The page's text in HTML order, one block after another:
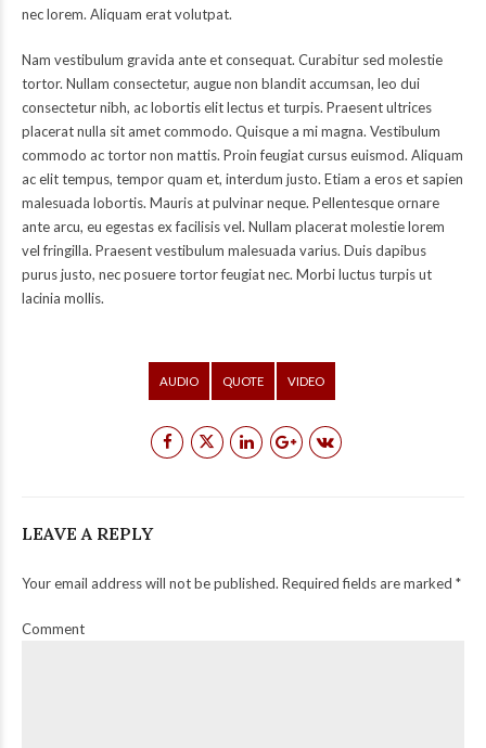
nec lorem. Aliquam erat volutpat.
Nam vestibulum gravida ante et consequat. Curabitur sed molestie
tortor. Nullam consectetur, augue non blandit accumsan, leo dui
consectetur nibh, ac lobortis elit lectus et turpis. Praesent ultrices
placerat nulla sit amet commodo. Quisque a mi magna. Vestibulum
commodo ac tortor non mattis. Proin feugiat cursus euismod. Aliquam
ac elit tempus, tempor quam et, interdum justo. Etiam a eros et sapien
malesuada lobortis. Mauris at pulvinar neque. Pellentesque ornare
ante arcu, eu egestas ex facilisis vel. Nullam placerat molestie lorem
vel fringilla. Praesent vestibulum malesuada varius. Duis dapibus
purus justo, nec posuere tortor feugiat nec. Morbi luctus turpis ut
lacinia mollis.
AUDIO QUOTE VIDEO
LEAVE A REPLY
Your email address will not be published. Required fields are marked *
Comment